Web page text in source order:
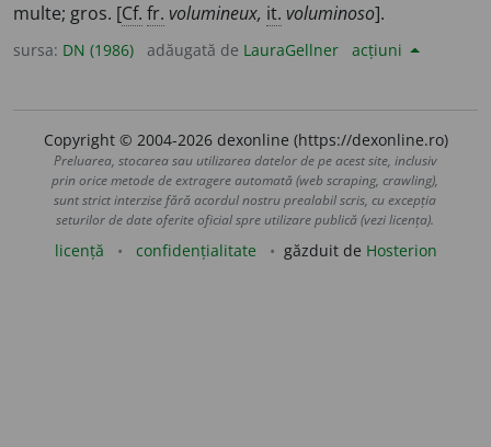
multe; gros. [Cf. fr. volumineux, it. voluminoso].
sursa: DN (1986) adăugată de LauraGellner acțiuni
Copyright © 2004-2026 dexonline (https://dexonline.ro)
Preluarea, stocarea sau utilizarea datelor de pe acest site, inclusiv
prin orice metode de extragere automată (web scraping, crawling),
sunt strict interzise fără acordul nostru prealabil scris, cu excepția
seturilor de date oferite oficial spre utilizare publică (vezi licența).
licență confidențialitate găzduit de Hosterion